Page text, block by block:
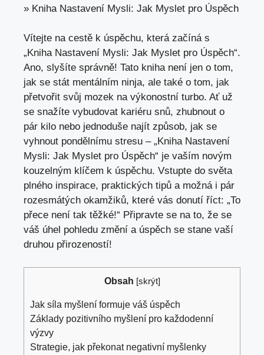
» Kniha Nastavení Mysli: Jak Myslet pro Úspěch
Vítejte na cestě k úspěchu, která začíná s
„Kniha Nastavení Mysli: Jak Myslet pro Úspěch“.
Ano, slyšíte správně! Tato kniha není jen o tom,
jak se stát mentálním ninja, ale také o tom, jak
přetvořit svůj mozek na výkonostní turbo. Ať už
se snažíte vybudovat kariéru snů, zhubnout o
pár kilo nebo jednoduše najít způsob, jak se
vyhnout pondělnímu stresu – „Kniha Nastavení
Mysli: Jak Myslet pro Úspěch“ je vaším novým
kouzelným klíčem k úspěchu. Vstupte do světa
plného inspirace, praktických tipů a možná i pár
rozesmátých okamžiků, které vás donutí říct: „To
přece není tak těžké!“ Připravte se na to, že se
váš úhel pohledu změní a úspěch se stane vaší
druhou přirozeností!
Obsah [skrýt]
Jak síla myšlení formuje váš úspěch
Základy pozitivního myšlení pro každodenní
výzvy
Strategie, jak překonat negativní myšlenky